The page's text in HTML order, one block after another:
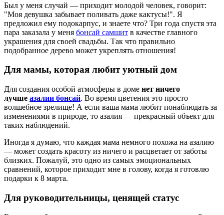
Был у меня случай — приходит молодой человек, говорит:
"Моя девушка забывает поливать даже кактусы!". Я
предложил ему подокарпус, и знаете что? Три года спустя эта
пара заказала у меня бонсай самшит в качестве главного
украшения для своей свадьбы. Так что правильно
подобранное дерево может укреплять отношения!
Для мамы, которая любит уютный дом
Для создания особой атмосферы в доме нет ничего
лучше азалии бонсай. Во время цветения это просто
волшебное зрелище! А если ваша мама любит понаблюдать за
изменениями в природе, то азалия — прекрасный объект для
таких наблюдений.
Иногда я думаю, что каждая мама немного похожа на азалию
— может создать красоту из ничего и расцветает от заботы
близких. Пожалуй, это одно из самых эмоциональных
сравнений, которое приходит мне в голову, когда я готовлю
подарки к 8 марта.
Для руководительницы, ценящей статус